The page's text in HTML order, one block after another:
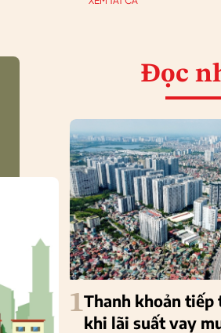
Đọc
1Thanh khoản tiếp
khi lãi suất vay